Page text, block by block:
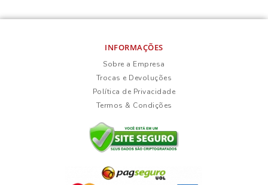
INFORMAÇÕES
Sobre a Empresa
Trocas e Devoluções
Política de Privacidade
Termos & Condições